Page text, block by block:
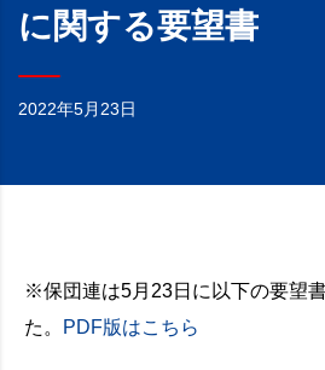
に関する要望書
2022年5月23日
※保団連は5月23日に以下の要望
た。
PDF版はこちら